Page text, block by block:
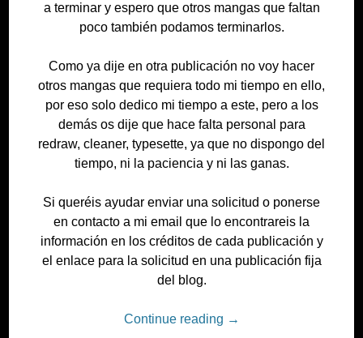
a terminar y espero que otros mangas que faltan
poco también podamos terminarlos.
Como ya dije en otra publicación no voy hacer
otros mangas que requiera todo mi tiempo en ello,
por eso solo dedico mi tiempo a este, pero a los
demás os dije que hace falta personal para
redraw, cleaner, typesette, ya que no dispongo del
tiempo, ni la paciencia y ni las ganas.
Si queréis ayudar enviar una solicitud o ponerse
en contacto a mi email que lo encontrareis la
información en los créditos de cada publicación y
el enlace para la solicitud en una publicación fija
del blog.
Continue reading →